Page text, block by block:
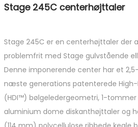
Stage 245C centerhøjttaler
Stage 245C er en centerhøjttaler der
problemfrit med Stage gulvstående
Denne imponerende center har et
næste generations patenterede
(HDI™) bølgeledergeometri, 1-
aluminium dome diskanthøjttaler og